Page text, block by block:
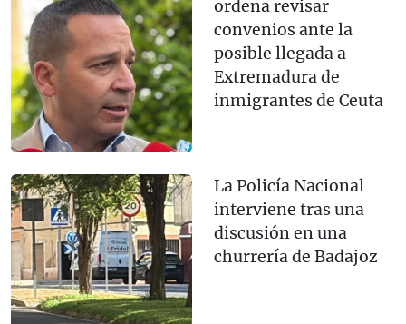
ordena revisar
convenios ante la
posible llegada a
Extremadura de
inmigrantes de Ceuta
La Policía Nacional
interviene tras una
discusión en una
churrería de Badajoz